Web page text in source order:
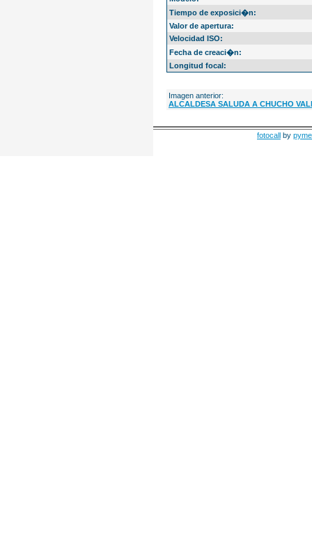
Tiempo de exposici�n:
Valor de apertura:
Velocidad ISO:
Fecha de creaci�n:
Longitud focal:
Imagen anterior:
ALCALDESA SALUDA A CHUCHO
fotocall by